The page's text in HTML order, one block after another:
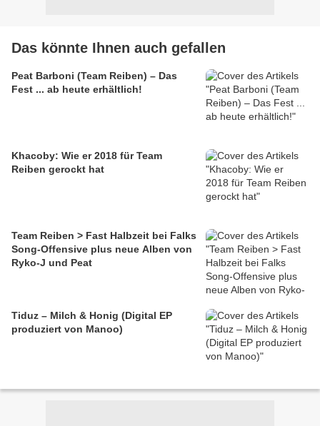
Das könnte Ihnen auch gefallen
Peat Barboni (Team Reiben) – Das
Fest ... ab heute erhältlich!
Khacoby: Wie er 2018 für Team
Reiben gerockt hat
Team Reiben > Fast Halbzeit bei Falks
Song-Offensive plus neue Alben von
Ryko-J und Peat
Tiduz – Milch & Honig (Digital EP
produziert von Manoo)